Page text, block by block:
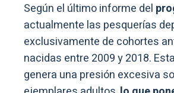
Según el último informe del
actualmente las pesquerías
exclusivamente de cohortes
nacidas entre 2009 y 2018.
genera una presión excesiva